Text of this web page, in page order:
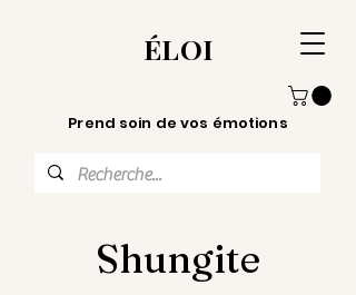
ÉLOI
Prend soin de vos émotions
Shungite